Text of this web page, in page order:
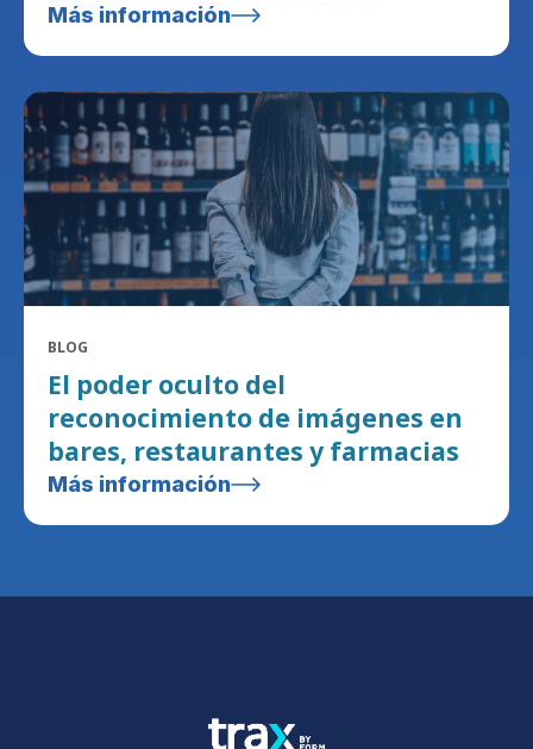
Más información
BLOG
El poder oculto del
reconocimiento de imágenes en
bares, restaurantes y farmacias
Más información